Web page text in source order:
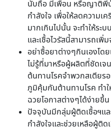
นับถือ มีเพื่อน หรือญาติพี่
กำลังใจ เพื่อให้ลดความเ
มากเกินไปนั้น จะทำให้ร
และเชื้อไวรัสนี้สามารถเพิ่
อย่าซื้อยาต่างๆกินเองโด
ไม่รู้ที่มาหรือผู้ผลิตที่ชัดเจ
ต้นทานโรคจำพวกสเตียร
ภูมิคุ้มกันต้านทานโรค ทำใ
ฉวยโอกาสต่างๆได้ง่ายขึ้
ปัจจุบันมีกลุ่มผู้ติดเชื้อฯแล
กำลังใจและช่วยเหลือผู้ติ